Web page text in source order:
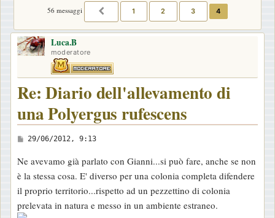
56 messaggi PRECEDENTE
1 2 3 4
Luca.B
moderatore
Re: Diario dell'allevamento di
una Polyergus rufescens
M
s
s
a
g
29/06/2012, 9:13
Ne avevamo già parlato con Gianni...si può fare, anche se non
è la stessa cosa. E' diverso per una colonia completa difendere
il proprio territorio...rispetto ad un pezzettino di colonia
prelevata in natura e messo in un ambiente estraneo.